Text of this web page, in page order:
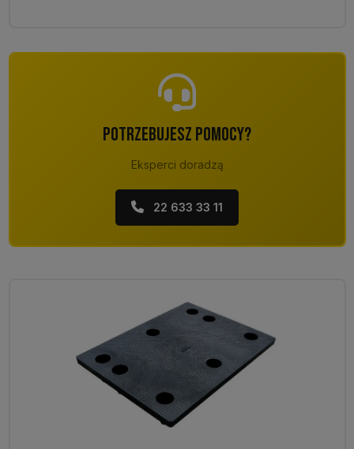
POTRZEBUJESZ POMOCY?
Eksperci doradzą
22 633 33 11